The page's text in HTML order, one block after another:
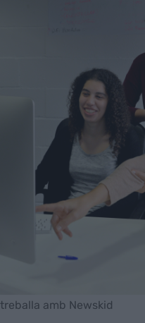
amb Newskid